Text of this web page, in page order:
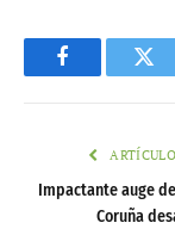
Facebook
Impactante auge
Coruña